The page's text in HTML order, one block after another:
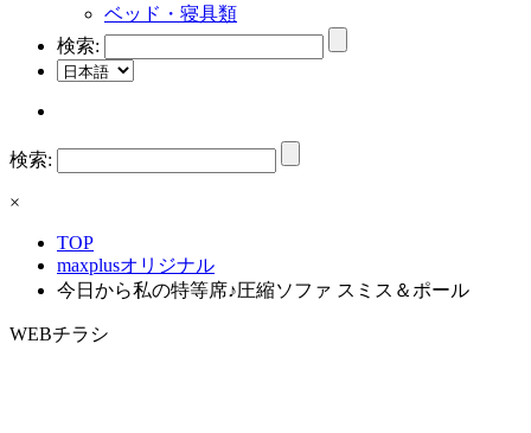
ベッド・寝具類
検索:
検索:
×
TOP
maxplusオリジナル
今日から私の特等席♪圧縮ソファ スミス＆ポール
WEBチラシ